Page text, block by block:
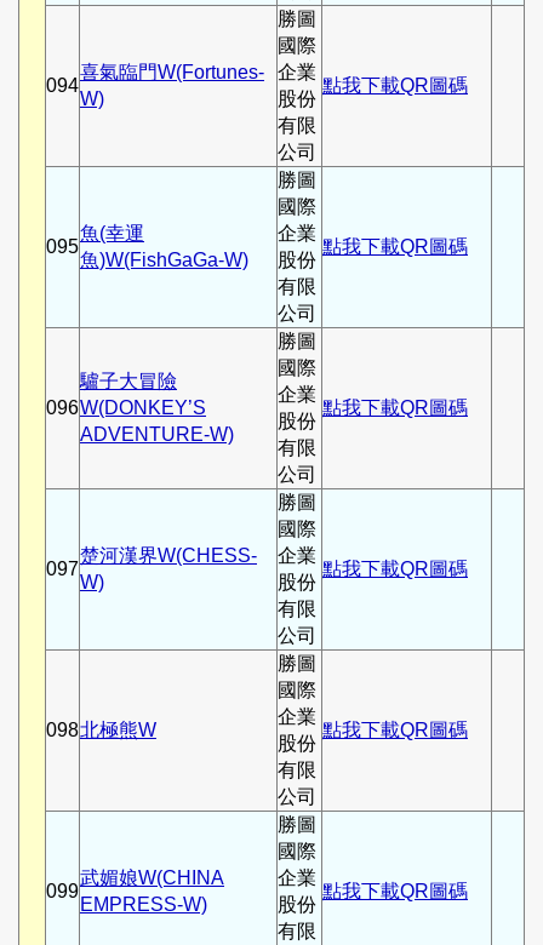
094
喜氣臨門W(Fortunes-
W)
勝圖
國際
企業
股份
有限
公司
點我下載QR圖碼
095
魚(幸運
魚)W(FishGaGa-W)
勝圖
國際
企業
股份
有限
公司
點我下載QR圖碼
096
驢子大冒險
W(DONKEY’S
ADVENTURE-W)
勝圖
國際
企業
股份
有限
公司
點我下載QR圖碼
097
楚河漢界W(CHESS-
W)
勝圖
國際
企業
股份
有限
公司
點我下載QR圖碼
098北極熊W
勝圖
國際
企業
股份
有限
公司
點我下載QR圖碼
099
武媚娘W(CHINA
EMPRESS-W)
勝圖
國際
企業
股份
有限
點我下載QR圖碼